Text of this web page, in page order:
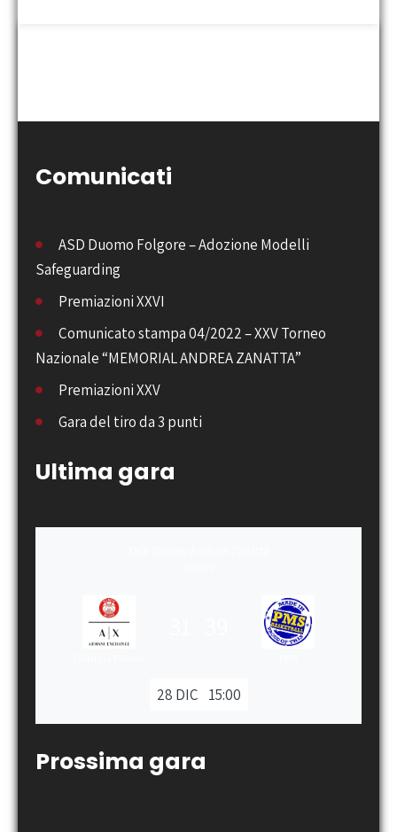
Comunicati
ASD Duomo Folgore – Adozione Modelli
Safeguarding
Premiazioni XXVI
Comunicato stampa 04/2022 – XXV Torneo
Nazionale “MEMORIAL ANDREA ZANATTA”
Premiazioni XXV
Gara del tiro da 3 punti
Ultima gara
28 DIC 15:00
Prossima gara